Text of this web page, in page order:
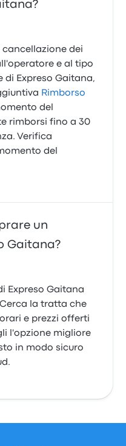
dei
e al tipo
di Expreso Gaitana,
Rimborso
del
rimborsi fino a 30
Verifica
del
un
Gaitana?
Expreso Gaitana
la tratta che
e prezzi offerti
l'opzione migliore
in modo sicuro